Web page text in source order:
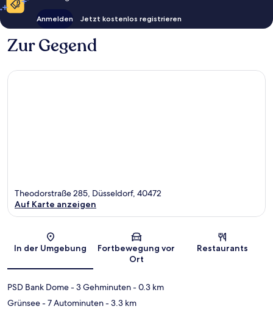
Anmelden Jetzt kostenlos registrieren
Zur Gegend
Karte
Theodorstraße 285, Düsseldorf, 40472
Auf Karte anzeigen
In der Umgebung
Fortbewegung vor
Ort
Restaurants
PSD Bank Dome- 3 Gehminuten- 0.3 km
Grünsee- 7 Autominuten- 3.3 km